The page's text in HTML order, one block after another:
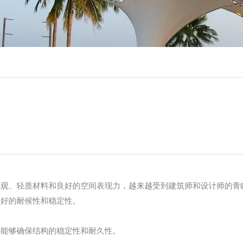
、轻质材料和良好的空间表现力，越来越受到建筑师和设计师的
的耐候性和稳定性。
够确保结构的稳定性和耐久性。